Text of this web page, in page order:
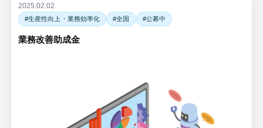
2025.02.02
#生産性向上・業務効率化 #全国 #公募中
業務改善助成金